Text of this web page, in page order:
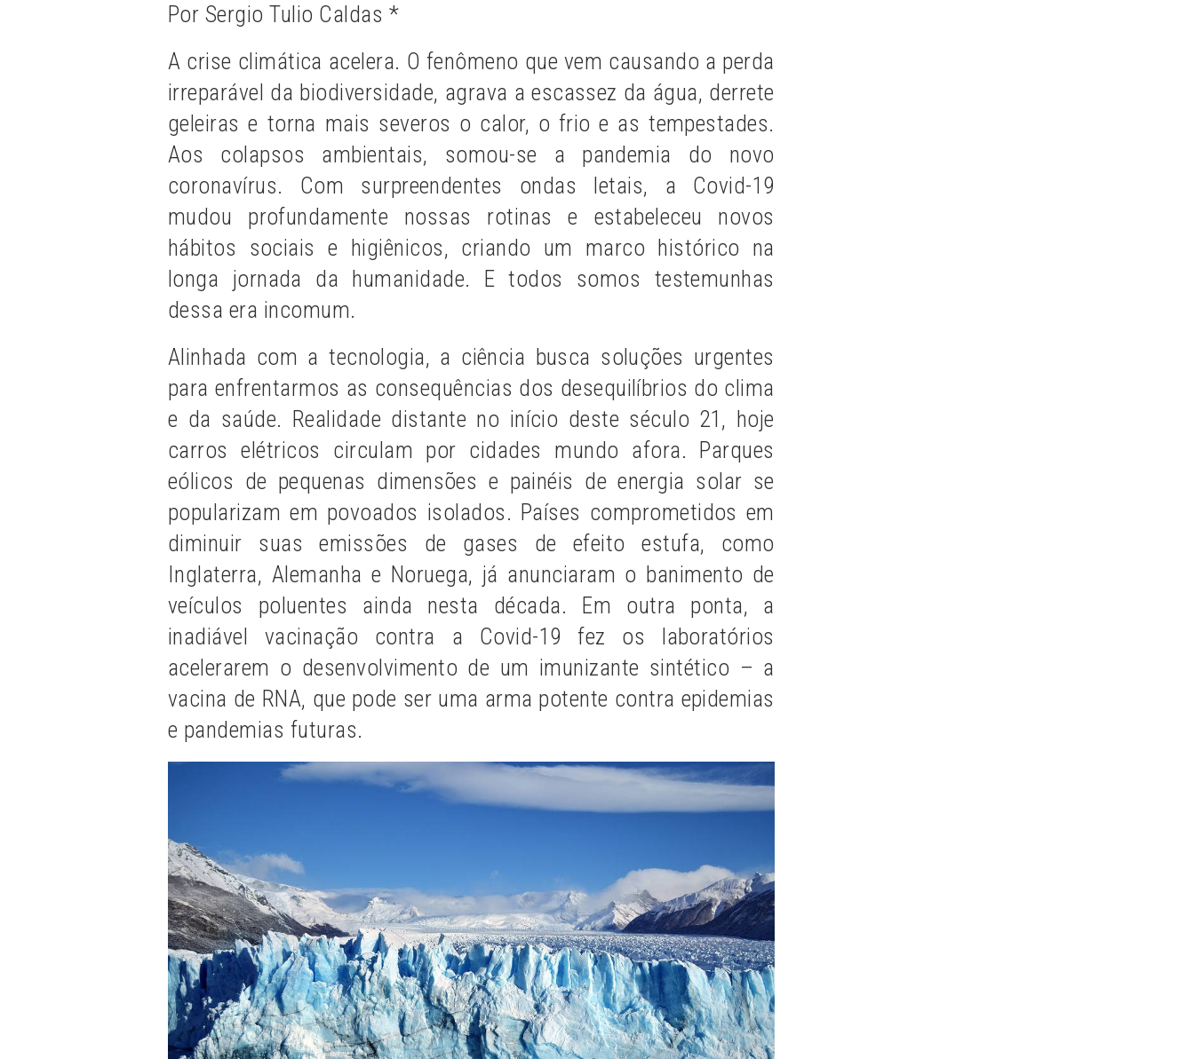
Por Sergio Tulio Caldas *
A crise climática acelera. O fenômeno que vem causando a perda
irreparável da biodiversidade, agrava a escassez da água, derrete
geleiras e torna mais severos o calor, o frio e as tempestades.
Aos colapsos ambientais, somou-se a pandemia do novo
coronavírus. Com surpreendentes ondas letais, a Covid-19
mudou profundamente nossas rotinas e estabeleceu novos
hábitos sociais e higiênicos, criando um marco histórico na
longa jornada da humanidade. E todos somos testemunhas
dessa era incomum.
Alinhada com a tecnologia, a ciência busca soluções urgentes
para enfrentarmos as consequências dos desequilíbrios do clima
e da saúde. Realidade distante no início deste século 21, hoje
carros elétricos circulam por cidades mundo afora. Parques
eólicos de pequenas dimensões e painéis de energia solar se
popularizam em povoados isolados. Países comprometidos em
diminuir suas emissões de gases de efeito estufa, como
Inglaterra, Alemanha e Noruega, já anunciaram o banimento de
veículos poluentes ainda nesta década. Em outra ponta, a
inadiável vacinação contra a Covid-19 fez os laboratórios
acelerarem o desenvolvimento de um imunizante sintético – a
vacina de RNA, que pode ser uma arma potente contra epidemias
e pandemias futuras.